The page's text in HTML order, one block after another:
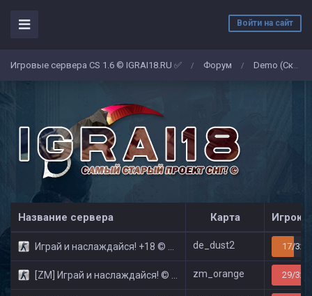
Войти на сайт
Игровые сервера CS 1.6 © IGRAI18.RU ✅ / Форум / Demo (Скриншоты)
Название сервера Карта
Играй и наслаждайся! +18 © Public de_dust2 17/32
[ZM] Играй и наслаждайся! © Zombie Show zm_orange 29/32